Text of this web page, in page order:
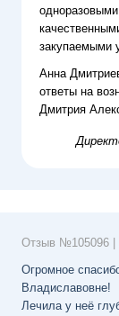
закупаемыми
Анна
ответы на
Дмитрия
Отзыв №105096
Огромное
Владиславовне!
Лечила у неё